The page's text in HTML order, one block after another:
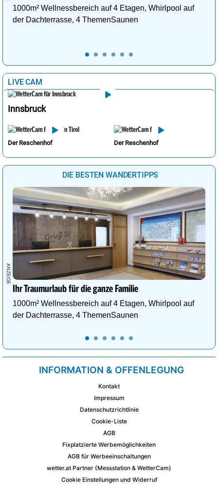
1000m² Wellnessbereich auf 4 Etagen, Whirlpool auf
der Dachterrasse, 4 ThemenSaunen
LIVE CAM
Innsbruck
Der Reschenhof Der Reschenhof
DIE BESTEN WANDERTIPPS
Ihr Traumurlaub für die ganze Familie
1000m² Wellnessbereich auf 4 Etagen, Whirlpool auf
der Dachterrasse, 4 ThemenSaunen
INFORMATION & OFFENLEGUNG
Kontakt
Impressum
Datenschutzrichtlinie
Cookie-Liste
AGB
Fixplatzierte Werbemöglichkeiten
AGB für Werbeeinschaltungen
wetter.at Partner (Messstation & WetterCam)
Cookie Einstellungen und Widerruf